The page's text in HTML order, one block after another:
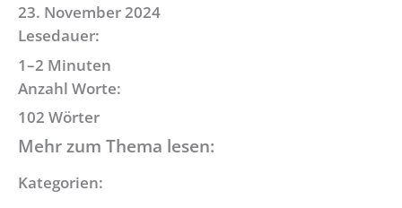
23. November 2024
Lesedauer:
1–2 Minuten
Anzahl Worte:
102 Wörter
Mehr zum Thema lesen:
Kategorien: